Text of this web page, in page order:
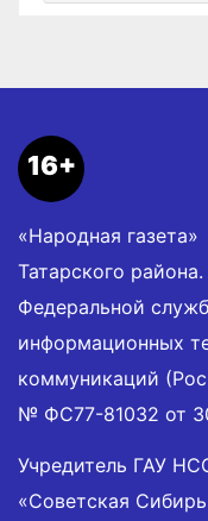
16+
«Народная
Татарского
Федеральной
информационных
коммуникаций
№ ФС77-81032 от
Учредитель ГАУ
«Советская